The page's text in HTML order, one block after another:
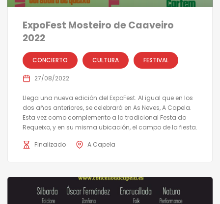
ExpoFest Mosteiro de Caaveiro
2022
CONCIERTO CULTURA FESTIVAL
27/08/2022
Llega una nueva edición del ExpoFest. Al igual que en los
dos años anteriores, se celebrará en As Neves, A Capela.
Esta vez como complemento a la tradicional Festa do
Requeixo, y en su misma ubicación, el campo de la fiesta.
Finalizado A Capela